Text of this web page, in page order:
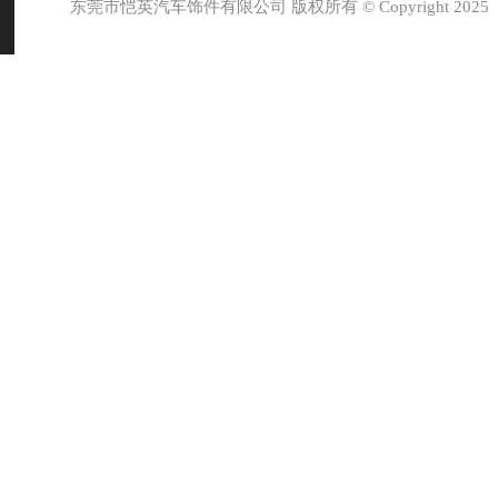
东莞市恺英汽车饰件有限公司 版权所有 © Copyright 2025